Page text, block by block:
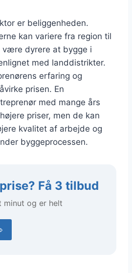
er beliggenheden.
kan variere fra region til
være dyrere at bygge i
med landdistrikter.
erfaring og
prisen. En
med mange års
priser, men de kan
kvalitet af arbejde og
byggeprocessen.
Få 3 tilbud
minut og er helt